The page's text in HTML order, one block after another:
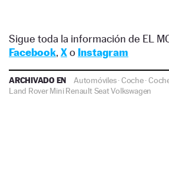
Sigue toda la información de EL
Facebook, Xo Instagram
ARCHIVADO EN Automóviles·Coche·
Land Rover Mini Renault SeatVolkswagen